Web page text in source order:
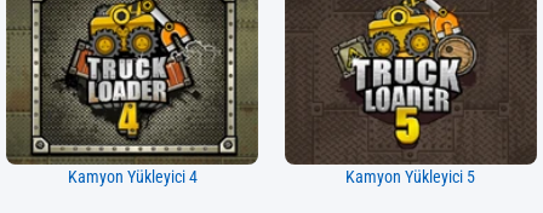
Kamyon Yükleyici 4 Kamyon Yükleyici 5